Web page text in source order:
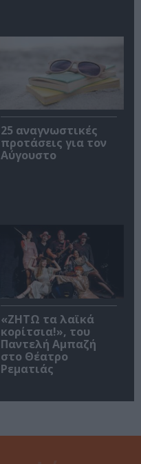
25 αναγνωστικές
προτάσεις για τον
Αύγουστο
«ΖΗΤΩ τα λαϊκά
κορίτσια!», του
Παντελή Αμπαζή
στο Θέατρο
Ρεματιάς